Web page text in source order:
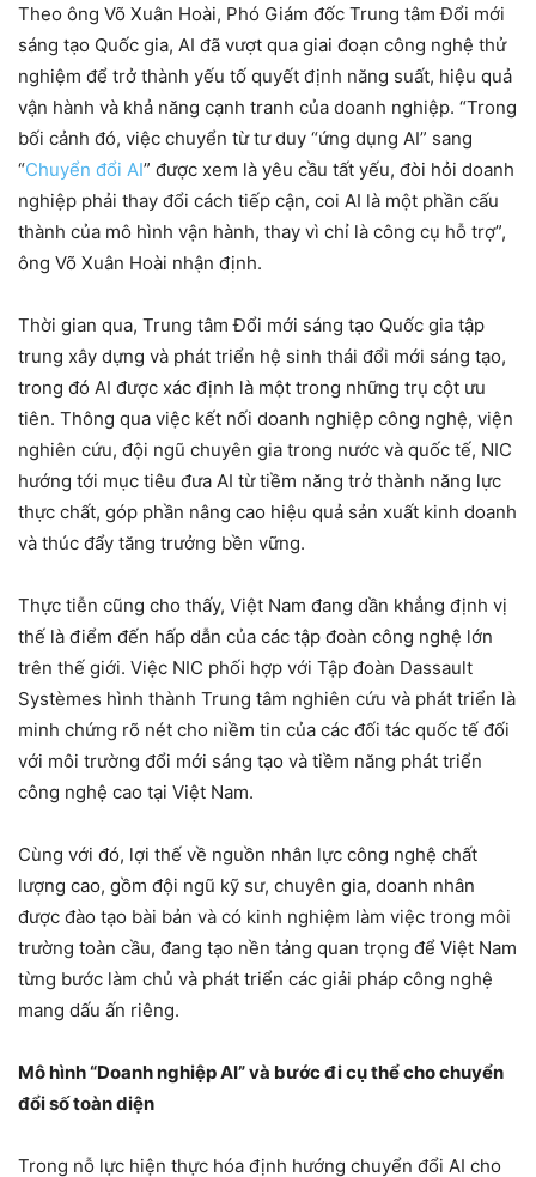
Theo ông Võ Xuân Hoài, Phó Giám đốc Trung tâm Đổi mới
sáng tạo Quốc gia, AI đã vượt qua giai đoạn công nghệ thử
nghiệm để trở thành yếu tố quyết định năng suất, hiệu quả
vận hành và khả năng cạnh tranh của doanh nghiệp. “Trong
bối cảnh đó, việc chuyển từ tư duy “ứng dụng AI” sang
“Chuyển đổi AI” được xem là yêu cầu tất yếu, đòi hỏi doanh
nghiệp phải thay đổi cách tiếp cận, coi AI là một phần cấu
thành của mô hình vận hành, thay vì chỉ là công cụ hỗ trợ”,
ông Võ Xuân Hoài nhận định.
Thời gian qua, Trung tâm Đổi mới sáng tạo Quốc gia tập
trung xây dựng và phát triển hệ sinh thái đổi mới sáng tạo,
trong đó AI được xác định là một trong những trụ cột ưu
tiên. Thông qua việc kết nối doanh nghiệp công nghệ, viện
nghiên cứu, đội ngũ chuyên gia trong nước và quốc tế, NIC
hướng tới mục tiêu đưa AI từ tiềm năng trở thành năng lực
thực chất, góp phần nâng cao hiệu quả sản xuất kinh doanh
và thúc đẩy tăng trưởng bền vững.
Thực tiễn cũng cho thấy, Việt Nam đang dần khẳng định vị
thế là điểm đến hấp dẫn của các tập đoàn công nghệ lớn
trên thế giới. Việc NIC phối hợp với Tập đoàn Dassault
Systèmes hình thành Trung tâm nghiên cứu và phát triển là
minh chứng rõ nét cho niềm tin của các đối tác quốc tế đối
với môi trường đổi mới sáng tạo và tiềm năng phát triển
công nghệ cao tại Việt Nam.
Cùng với đó, lợi thế về nguồn nhân lực công nghệ chất
lượng cao, gồm đội ngũ kỹ sư, chuyên gia, doanh nhân
được đào tạo bài bản và có kinh nghiệm làm việc trong môi
trường toàn cầu, đang tạo nền tảng quan trọng để Việt Nam
từng bước làm chủ và phát triển các giải pháp công nghệ
mang dấu ấn riêng.
Mô hình “Doanh nghiệp AI” và bước đi cụ thể cho chuyển
đổi số toàn diện
Trong nỗ lực hiện thực hóa định hướng chuyển đổi AI cho